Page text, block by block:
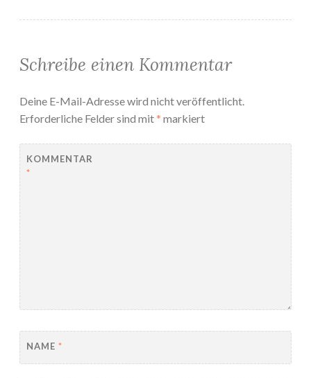
Schreibe einen Kommentar
Deine E-Mail-Adresse wird nicht veröffentlicht.
Erforderliche Felder sind mit* markiert
KOMMENTAR
*
NAME *